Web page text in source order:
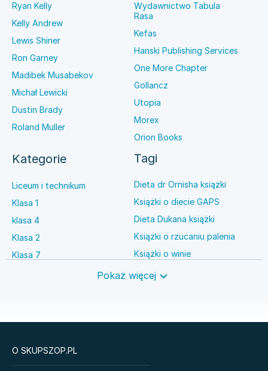
Ryan Kelly
Kelly Andrew
Lewis Shiner
Ron Garney
Madibek Musabekov
Michał Lewicki
Dustin Brady
Roland Muller
Wydawnictwo Tabula
Rasa
Kefas
Hanski Publishing Services
One More Chapter
Gollancz
Utopia
Morex
Orion Books
Kategorie
Liceum i technikum
Klasa 1
klasa 4
Klasa 2
Klasa 7
Tagi
Dieta dr Ornisha książki
Książki o diecie GAPS
Dieta Dukana książki
Książki o rzucaniu palenia
Książki o winie
Książki o anestezjologii
Książki
Pokaż więcej
O SKUPSZOP.PL